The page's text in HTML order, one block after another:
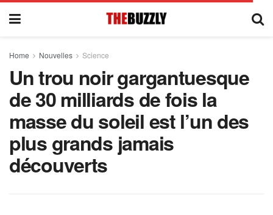
Home Nouvelles Science
Un trou noir gargantuesque
de 30 milliards de fois la
masse du soleil est l’un des
plus grands jamais
découverts